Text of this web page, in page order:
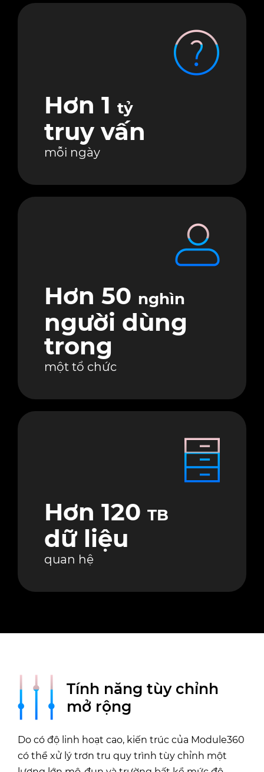
Hơn 1 tỷ
truy vấn
mỗi ngày
Hơn 50 nghìn
người dùng
trong
một tổ chức
Hơn 120 TB
dữ liệu
quan hệ
Tính năng tùy chỉnh
mở rộng
Do có độ linh hoạt cao, kiến trúc của Module360
có thể xử lý trơn tru quy trình tùy chỉnh một